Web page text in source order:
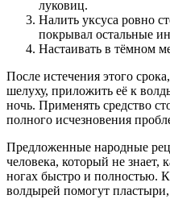
луковиц.
Налить уксуса ровно
покрывал остальные
Настаивать в тёмном
После истечения этого
шелуху, приложить её к
ночь. Применять средство
полного исчезновения
Предложенные народные
человека, который не знает,
ногах быстро и полностью.
волдырей помогут